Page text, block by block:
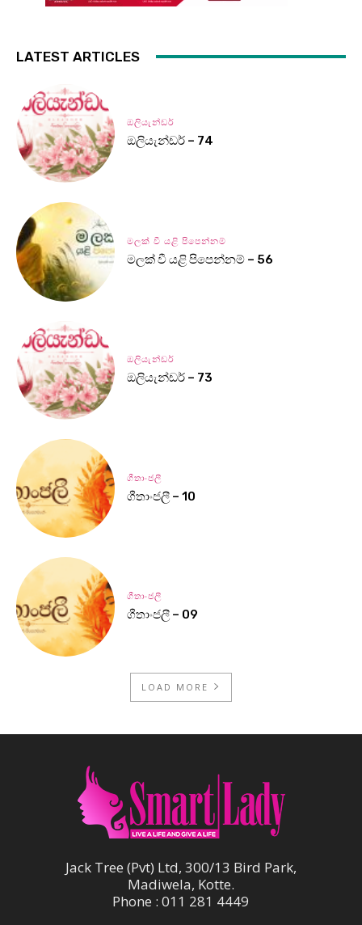
LATEST ARTICLES
ඔලියැන්ඩර්
ඔලියැන්ඩර් – 74
මලක් වී යළි පිපෙන්නම්
මලක් වී යළි පිපෙන්නම් – 56
ඔලියැන්ඩර්
ඔලියැන්ඩර් – 73
ගීතාංජලී
ගීතාංජලී – 10
ගීතාංජලී
ගීතාංජලී – 09
LOAD MORE
Jack Tree (Pvt) Ltd, 300/13 Bird Park,
Madiwela, Kotte.
Phone : 011 281 4449